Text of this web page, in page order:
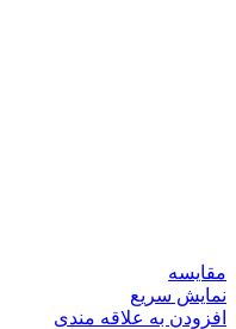
مقايسه
نمایش سریع
افزودن به علاقه مندی